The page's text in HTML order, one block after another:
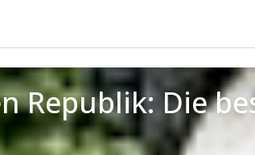
Republik: Die